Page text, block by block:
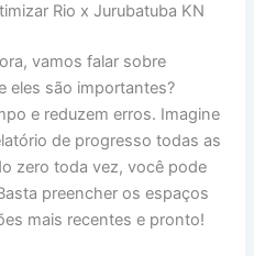
Rio x Jurubatuba KN
vamos falar sobre
eles são importantes?
e reduzem erros. Imagine
de progresso todas as
zero toda vez, você pode
preencher os espaços
mais recentes e pronto!